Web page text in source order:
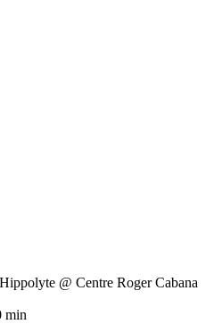
@ Centre Roger Cabana
min